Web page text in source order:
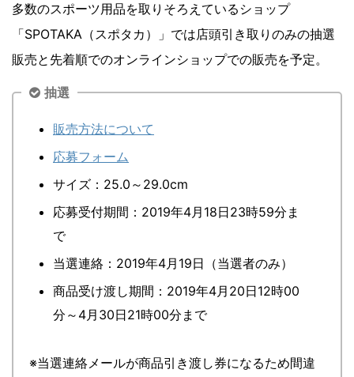
多数のスポーツ用品を取りそろえているショップ
「SPOTAKA（スポタカ）」では店頭引き取りのみの抽選
販売と先着順でのオンラインショップでの販売を予定。
抽選
販売方法について
応募フォーム
サイズ：25.0～29.0cm
応募受付期間：2019年4月18日23時59分ま
で
当選連絡：2019年4月19日（当選者のみ）
商品受け渡し期間：2019年4月20日12時00
分～4月30日21時00分まで
※当選連絡メールが商品引き渡し券になるため間違